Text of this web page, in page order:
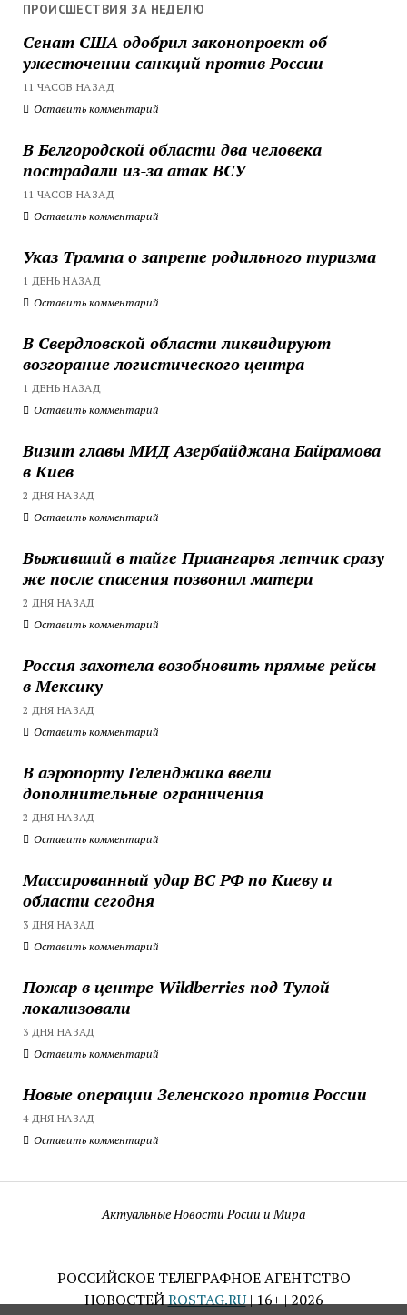
ПРОИСШЕСТВИЯ ЗА НЕДЕЛЮ
Сенат США одобрил законопроект об
ужесточении санкций против России
11 ЧАСОВ НАЗАД
Оставить комментарий
В Белгородской области два человека
пострадали из-за атак ВСУ
11 ЧАСОВ НАЗАД
Оставить комментарий
Указ Трампа о запрете родильного туризма
1 ДЕНЬ НАЗАД
Оставить комментарий
В Свердловской области ликвидируют
возгорание логистического центра
1 ДЕНЬ НАЗАД
Оставить комментарий
Визит главы МИД Азербайджана Байрамова
в Киев
2 ДНЯ НАЗАД
Оставить комментарий
Выживший в тайге Приангарья летчик сразу
же после спасения позвонил матери
2 ДНЯ НАЗАД
Оставить комментарий
Россия захотела возобновить прямые рейсы
в Мексику
2 ДНЯ НАЗАД
Оставить комментарий
В аэропорту Геленджика ввели
дополнительные ограничения
2 ДНЯ НАЗАД
Оставить комментарий
Массированный удар ВС РФ по Киеву и
области сегодня
3 ДНЯ НАЗАД
Оставить комментарий
Пожар в центре Wildberries под Тулой
локализовали
3 ДНЯ НАЗАД
Оставить комментарий
Новые операции Зеленского против России
4 ДНЯ НАЗАД
Оставить комментарий
Актуальные Новости Росии и Мира
РОССИЙСКОЕ ТЕЛЕГРАФНОЕ АГЕНТСТВО
НОВОСТЕЙROSTAG.RU| 16+ | 2026